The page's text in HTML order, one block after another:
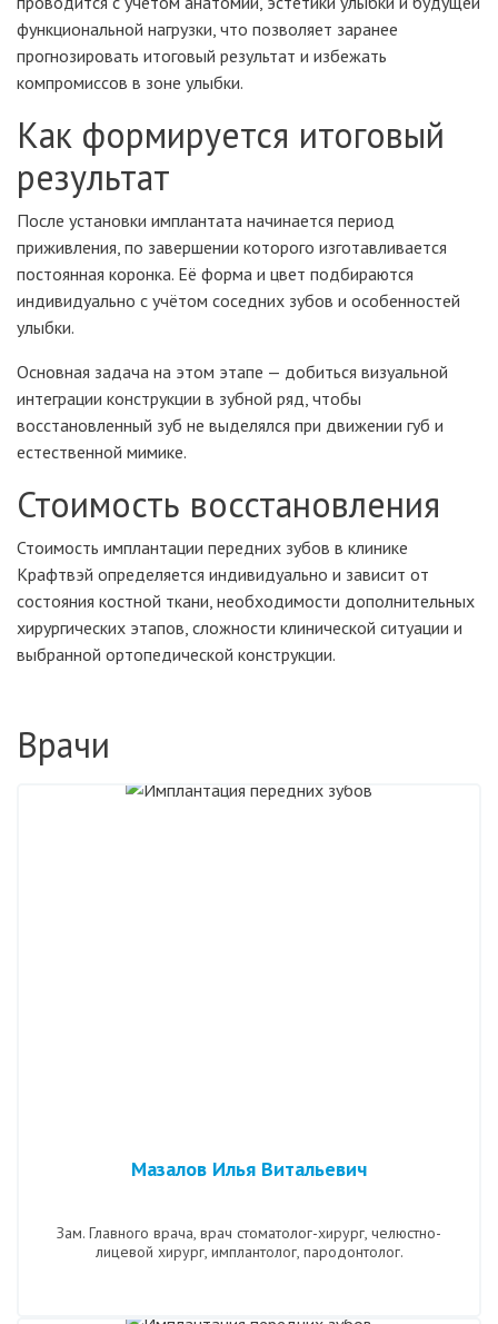
функциональной нагрузки, что позволяет заранее
прогнозировать итоговый результат и избежать
компромиссов в зоне улыбки.
Как формируется итоговый
результат
После установки имплантата начинается период
приживления, по завершении которого изготавливается
постоянная коронка. Её форма и цвет подбираются
индивидуально с учётом соседних зубов и особенностей
улыбки.
Основная задача на этом этапе — добиться визуальной
интеграции конструкции в зубной ряд, чтобы
восстановленный зуб не выделялся при движении губ и
естественной мимике.
Стоимость восстановления
Стоимость имплантации передних зубов в клинике
Крафтвэй определяется индивидуально и зависит от
состояния костной ткани, необходимости дополнительных
хирургических этапов, сложности клинической ситуации и
выбранной ортопедической конструкции.
Врачи
Мазалов Илья Витальевич
Зам. Главного врача, врач стоматолог-хирург, челюстно-
лицевой хирург, имплантолог, пародонтолог.